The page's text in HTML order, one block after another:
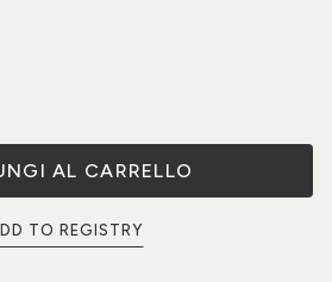
AL CARRELLO
TO REGISTRY